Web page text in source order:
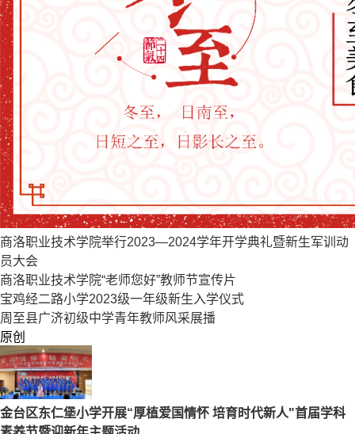
商洛职业技术学院举行2023—2024学年开学典礼暨新生军训动
员大会
商洛职业技术学院“老师您好”教师节宣传片
宝鸡经二路小学2023级一年级新生入学仪式
周至县广济初级中学青年教师风采展播
原创
金台区东仁堡小学开展“厚植爱国情怀 培育时代新人"首届学科